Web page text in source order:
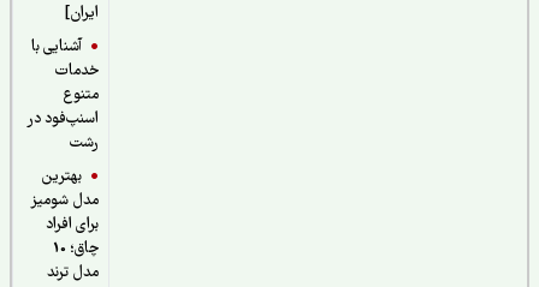
آشنایی با
خدمات
اسنپ‌فود در
بهترین
مدل شومیز
برای افراد
چاق؛ 10
مدل ترند